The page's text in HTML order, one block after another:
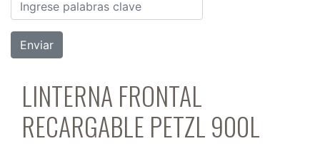
LINTERNA FRONTAL
RECARGABLE PETZL 900L